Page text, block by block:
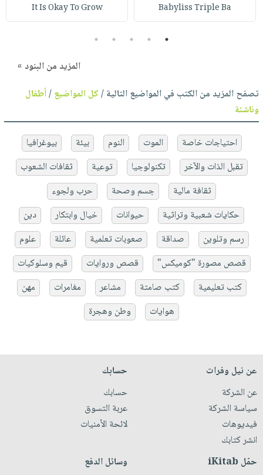
Babyliss Triple Ba
It Is Okay To Grow
1
2
3
4
5
المزيد من البنود »
تصفح المزيد من الكتب في المواضيع التالية /كل المواضيع/أطفال
وناشئة
احتياجات خاصة الموت النوم بيئة
بيوغرافيا
تقبل الذات والآخر
تكنولوجيا توعية
ثقافات الشعوب
ثقافة مالية
جسم وصحة
حرب ولجوء
حكايات شعبية وتراثية
حيوانات خيال وابتكار
دين
رسم وتلوين
صداقة صعوبات تعلمية عائلة
علوم
قصص مصورة "كوميكس"
قصص وروايات
قيم وسلوكيات
كتب تعليمية
كتب صامتة مشاعر مغامرات
مهن
هوايات
وطن وهجرة
عن نيل وفرات
عن الشركة
سياسة الشركة
فيديوهات
انشر كتابك
حسابك
حسابك
عربة التسوق
لائحة الأمنيات
حمّل iKitab وسائل الدفع